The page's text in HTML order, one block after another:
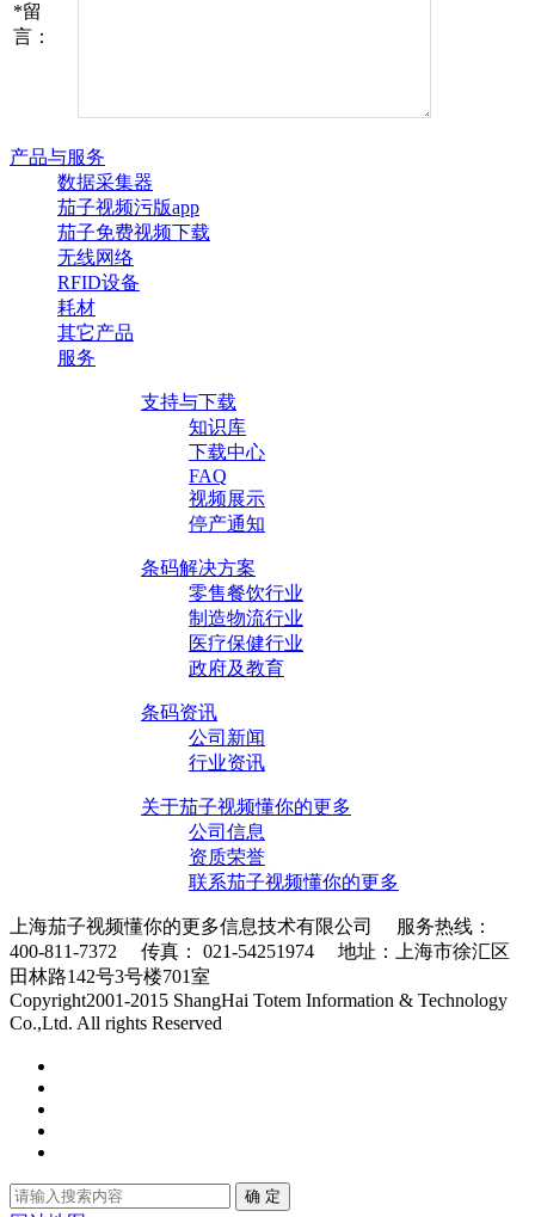
*留
言：
产品与服务
数据采集器
茄子视频污版app
茄子免费视频下载
无线网络
RFID设备
耗材
其它产品
服务
支持与下载
知识库
下载中心
FAQ
视频展示
停产通知
条码解决方案
零售餐饮行业
制造物流行业
医疗保健行业
政府及教育
条码资讯
公司新闻
行业资讯
关于茄子视频懂你的更多
公司信息
资质荣誉
联系茄子视频懂你的更多
上海茄子视频懂你的更多信息技术有限公司 服务热线：
400-811-7372 传真： 021-54251974 地址：上海市徐汇区
田林路142号3号楼701室
Copyright2001-2015 ShangHai Totem Information & Technology
Co.,Ltd. All rights Reserved
确 定